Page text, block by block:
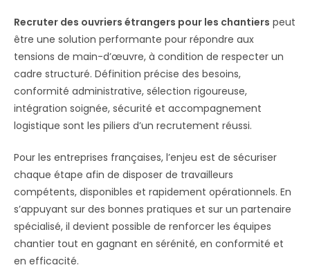
Recruter des ouvriers étrangers pour les chantiers peut
être une solution performante pour répondre aux
tensions de main-d’œuvre, à condition de respecter un
cadre structuré. Définition précise des besoins,
conformité administrative, sélection rigoureuse,
intégration soignée, sécurité et accompagnement
logistique sont les piliers d’un recrutement réussi.
Pour les entreprises françaises, l’enjeu est de sécuriser
chaque étape afin de disposer de travailleurs
compétents, disponibles et rapidement opérationnels. En
s’appuyant sur des bonnes pratiques et sur un partenaire
spécialisé, il devient possible de renforcer les équipes
chantier tout en gagnant en sérénité, en conformité et
en efficacité.